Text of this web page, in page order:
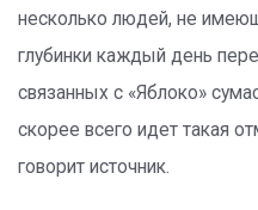
несколько людей, не
глубинки каждый день
связанных с «Яблоко»
скорее всего идет такая
говорит источник.